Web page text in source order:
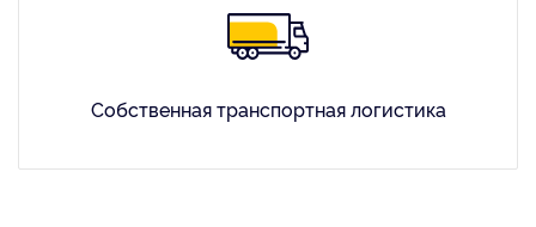
Собственная транспортная логистика